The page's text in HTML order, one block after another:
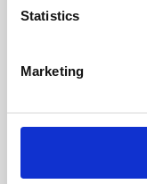
Statistics
Marketing